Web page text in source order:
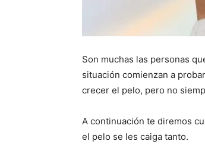
Son muchas las personas
situación comienzan a
crecer el pelo, pero no
A continuación te diremos
el pelo se les caiga tanto.